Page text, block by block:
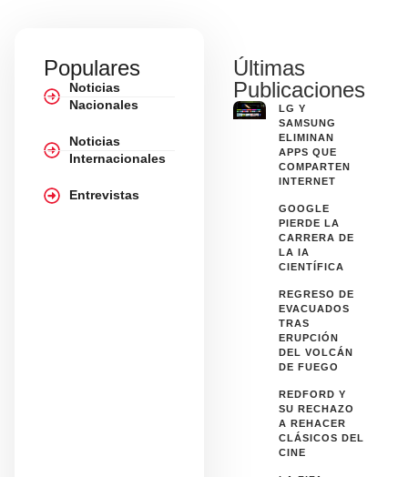
Populares
Noticias
Nacionales
Noticias
Internacionales
Entrevistas
Últimas
Publicaciones
LG Y
SAMSUNG
ELIMINAN
APPS QUE
COMPARTEN
INTERNET
GOOGLE
PIERDE LA
CARRERA DE
LA IA
CIENTÍFICA
REGRESO DE
EVACUADOS
TRAS
ERUPCIÓN
DEL VOLCÁN
DE FUEGO
REDFORD Y
SU RECHAZO
A REHACER
CLÁSICOS DEL
CINE